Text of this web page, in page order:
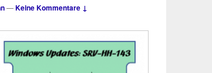
—Keine Kommentare ↓